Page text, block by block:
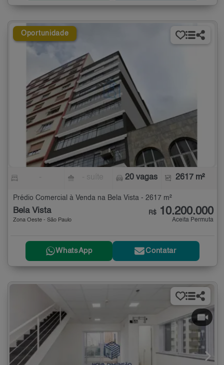
Oportunidade
20 vagas 2617 m²
Prédio Comercial à Venda na Bela Vista - 2617 m²
Bela Vista
Zona Oeste - São Paulo
R$ 10.200.000
Aceita Permuta
WhatsApp Contatar